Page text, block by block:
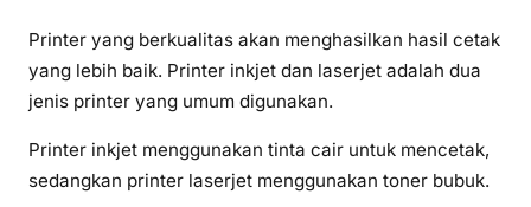
Printer yang berkualitas akan menghasilkan hasil cetak
yang lebih baik. Printer inkjet dan laserjet adalah dua
jenis printer yang umum digunakan.
Printer inkjet menggunakan tinta cair untuk mencetak,
sedangkan printer laserjet menggunakan toner bubuk.